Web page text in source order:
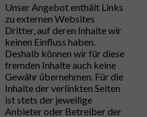
Unser Angebot enthält Links
zu externen Websites
Dritter, auf deren Inhalte wir
keinen Einfluss haben.
Deshalb können wir für diese
fremden Inhalte auch keine
Gewähr übernehmen. Für die
Inhalte der verlinkten Seiten
ist stets der jeweilige
Anbieter oder Betreiber der